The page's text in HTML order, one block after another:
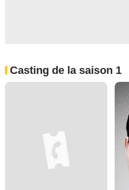
Casting de la saison 1